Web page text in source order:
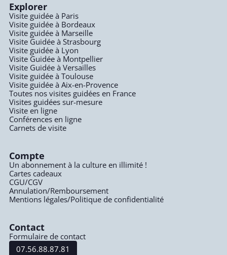
Explorer
Visite guidée à Paris
Visite guidée à Bordeaux
Visite guidée à Marseille
Visite Guidée à Strasbourg
Visite guidée à Lyon
Visite Guidée à Montpellier
Visite Guidée à Versailles
Visite guidée à Toulouse
Visite guidée à Aix-en-Provence
Toutes nos visites guidées en France
Visites guidées sur-mesure
Visite en ligne
Conférences en ligne
Carnets de visite
Compte
Un abonnement à la culture en illimité !
Cartes cadeaux
CGU/CGV
Annulation/Remboursement
Mentions légales/Politique de confidentialité
Contact
Formulaire de contact
07.56.88.87.81